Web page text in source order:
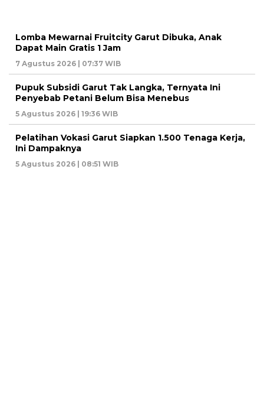
Lomba Mewarnai Fruitcity Garut Dibuka, Anak
Dapat Main Gratis 1 Jam
7 Agustus 2026 | 07:37 WIB
Pupuk Subsidi Garut Tak Langka, Ternyata Ini
Penyebab Petani Belum Bisa Menebus
5 Agustus 2026 | 19:36 WIB
Pelatihan Vokasi Garut Siapkan 1.500 Tenaga Kerja,
Ini Dampaknya
5 Agustus 2026 | 08:51 WIB